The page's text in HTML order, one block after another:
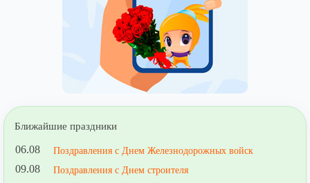
Ближайшие праздники
06.08 Поздравления с Днем Железнодорожных войск
09.08
Поздравления с Днем строителя